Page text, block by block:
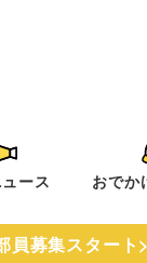
ース おでか
員募集スタート